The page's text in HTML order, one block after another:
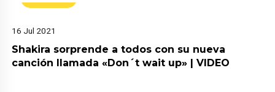
16 Jul 2021
Shakira sorprende a todos con su nueva
canción llamada «Don´t wait up» | VIDEO